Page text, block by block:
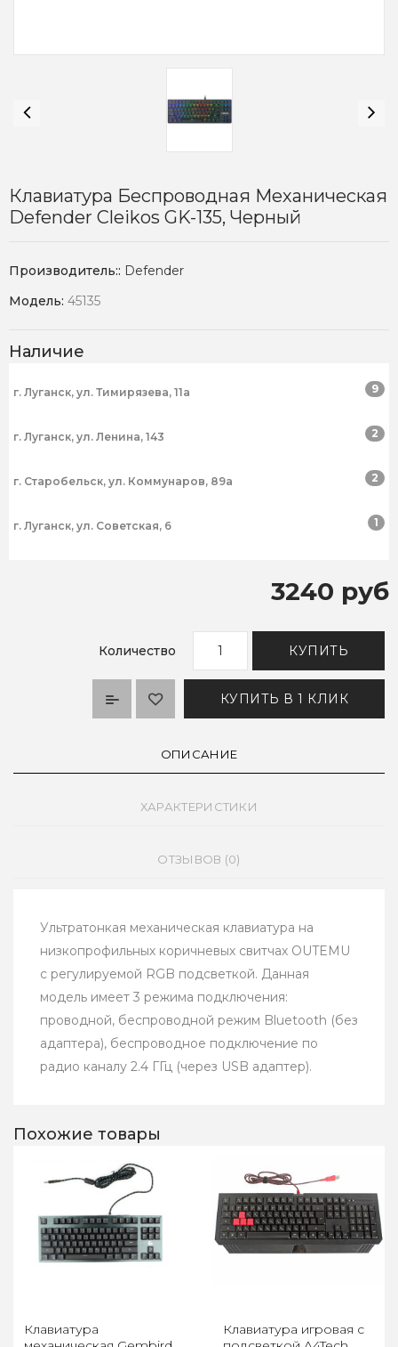
Клавиатура Беспроводная Механическая
Defender Cleikos GK-135, Черный
Производитель:: Defender
Модель: 45135
Наличие
г. Луганск, ул. Тимирязева, 11а 9
г. Луганск, ул. Ленина, 143 2
г. Старобельск, ул. Коммунаров, 89а 2
г. Луганск, ул. Советская, 6 1
3240 руб
Количество КУПИТЬ
КУПИТЬ В 1 КЛИК
ОПИСАНИЕ
ХАРАКТЕРИСТИКИ
ОТЗЫВОВ (0)
Ультратонкая механическая клавиатура на
низкопрофильных коричневых свитчах OUTEMU
с регулируемой RGB подсветкой. Данная
модель имеет 3 режима подключения:
проводной, беспроводной режим Bluetooth (без
адаптера), беспроводное подключение по
радио каналу 2.4 ГГц (через USB адаптер).
Похожие товары
Клавиатура
Клавиатура игровая с